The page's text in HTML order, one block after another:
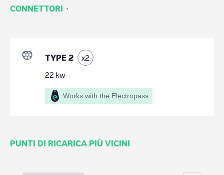
CONNETTORI ·
TYPE 2 x2
22 kw
Works with the Electropass
PUNTI DI RICARICA PIÙ VICINI